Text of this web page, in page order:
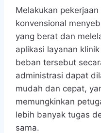
Melakukan
konvensional
yang berat dan
aplikasi layanan
beban tersebut
administrasi dapat
mudah dan cepat,
memungkinkan
lebih banyak tugas
sama.